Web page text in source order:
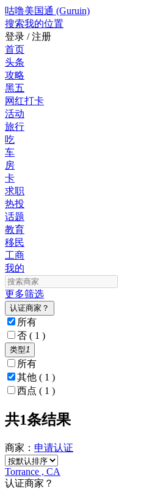
咕噜美国通 (Guruin)
搜索我的位置
登录 / 注册
首页
头条
攻略
黑五
网红打卡
活动
旅行
吃
车
房
卡
求职
热投
话题
教育
移民
工商
我的
更多筛选
认证商家？
所有
否 ( 1 )
类型1
所有
其他 ( 1 )
西点 ( 1 )
共1条结果
商家： 申请认证
Torrance , CA
认证商家？